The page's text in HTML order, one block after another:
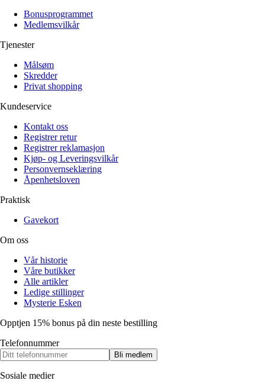
Bonusprogrammet
Medlemsvilkår
Tjenester
Målsøm
Skredder
Privat shopping
Kundeservice
Kontakt oss
Registrer retur
Registrer reklamasjon
Kjøp- og Leveringsvilkår
Personvernseklæring
Åpenhetsloven
Praktisk
Gavekort
Om oss
Vår historie
Våre butikker
Alle artikler
Ledige stillinger
Mysterie Esken
Opptjen 15% bonus på din neste bestilling
Telefonnummer
Bli medlem
Sosiale medier